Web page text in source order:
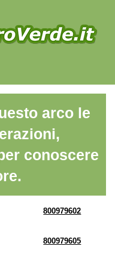
arco le
conoscere
800979602
800979605